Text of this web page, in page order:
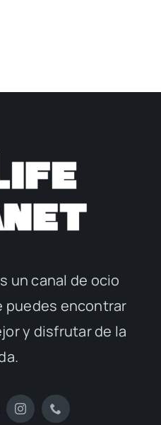
un canal de ocio
encontrar
y disfrutar de la